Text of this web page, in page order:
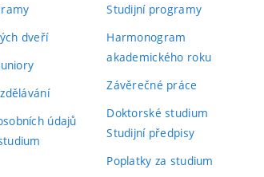
dveří
údajů
Studijní programy
Harmonogram
akademického roku
Závěrečné práce
Doktorské studium
Studijní předpisy
Poplatky za studium